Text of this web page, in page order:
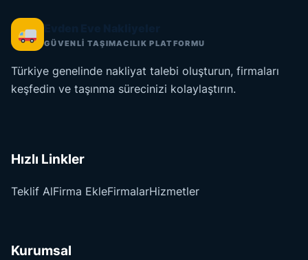
GÜVENLİ TAŞIMACILIK PLATFORMU
Türkiye genelinde nakliyat talebi oluşturun, firmaları
keşfedin ve taşınma sürecinizi kolaylaştırın.
Hızlı Linkler
Teklif AlFirma EkleFirmalarHizmetler
Kurumsal